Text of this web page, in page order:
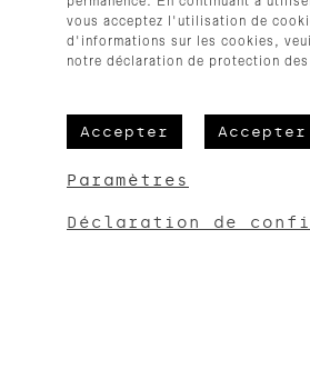
CGV
vous acceptez l'utilisation de
d'informations sur les cookies,
notre déclaration de protection des
Accepter
Paramètres
Déclaration de